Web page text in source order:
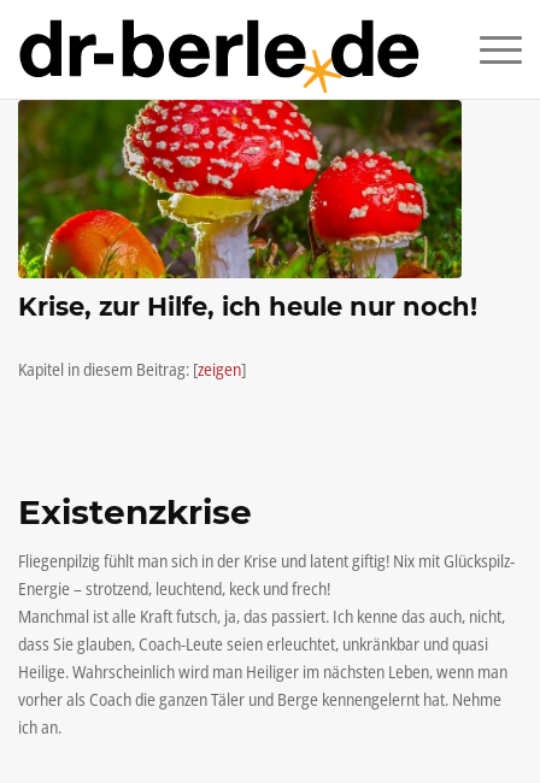
Krise, zur Hilfe, ich heule nur noch!
Kapitel in diesem Beitrag: [zeigen]
Existenzkrise
Fliegenpilzig fühlt man sich in der Krise und latent giftig! Nix mit Glückspilz-
Energie – strotzend, leuchtend, keck und frech!
Manchmal ist alle Kraft futsch, ja, das passiert. Ich kenne das auch, nicht,
dass Sie glauben, Coach-Leute seien erleuchtet, unkränkbar und quasi
Heilige. Wahrscheinlich wird man Heiliger im nächsten Leben, wenn man
vorher als Coach die ganzen Täler und Berge kennengelernt hat. Nehme
ich an.